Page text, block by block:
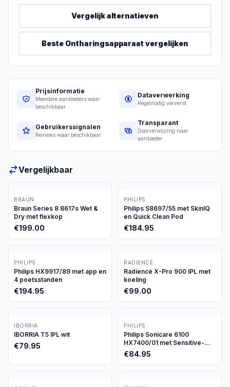
Vergelijk alternatieven
Beste Ontharingsapparaat vergelijken
Prijsinformatie
Meerdere aanbieders waar
beschikbaar
Dataverwerking
Regelmatig ververst
Gebruikerssignalen
Reviews waar beschikbaar
Transparant
Doorverwijzing naar
aanbieder
Vergelijkbaar
BRAUN
Braun Series 8 8617s Wet &
Dry met flexkop
€199.00
PHILIPS
Philips S8697/55 met SkinIQ
en Quick Clean Pod
€184.95
PHILIPS
Philips HX9917/89 met app en
4 poetsstanden
€194.95
RADIENCÉ
Radiencé X-Pro 900 IPL met
koeling
€99.00
IBORRIA
IBORRIA T5 IPL wit
€79.95
PHILIPS
Philips Sonicare 6100
HX7400/01 met Sensitive-
stand
€84.95